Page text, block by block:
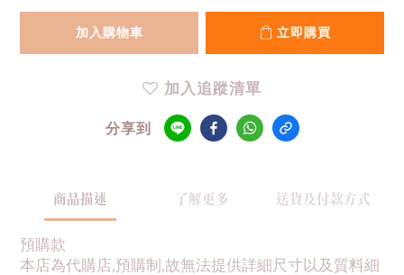
加入購物車 立即購買
加入追蹤清單
分享到
商品描述 了解更多 送貨及付款方式
預購款
本店為代購店,預購制,故無法提供詳細尺寸以及質料細